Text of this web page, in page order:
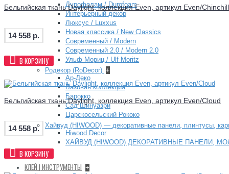
Дурофолам / Durofoam
Интерьерный декор
Люксус / Luxxus
Новая классика / New Classics
Современный / Modern
Современный 2.0 / Modern 2.0
Ульф Мориц / Ulf Moritz
Родекор (RoDecor) +
Ар-Деко
Базовая коллекция
Барокко
Сад Шинуазри
Царскосельский Рококо
Хайвуд (HIWOOD) — декоративные панели, плинтусы,
Hiwood Decor
ХАЙВУД (HIWOOD) ДЕКОРАТИВНЫЕ ПАНЕЛИ,
+
КЛЕЙ | ИНСТРУМЕНТЫ +
Бельгийская ткань Daylight, коллекция Even, артикул Even/
14 558 р.
В КОРЗИНУ
Бельгийская ткань Daylight, коллекция Even, артикул Even/Cloud
14 558 р.
В КОРЗИНУ